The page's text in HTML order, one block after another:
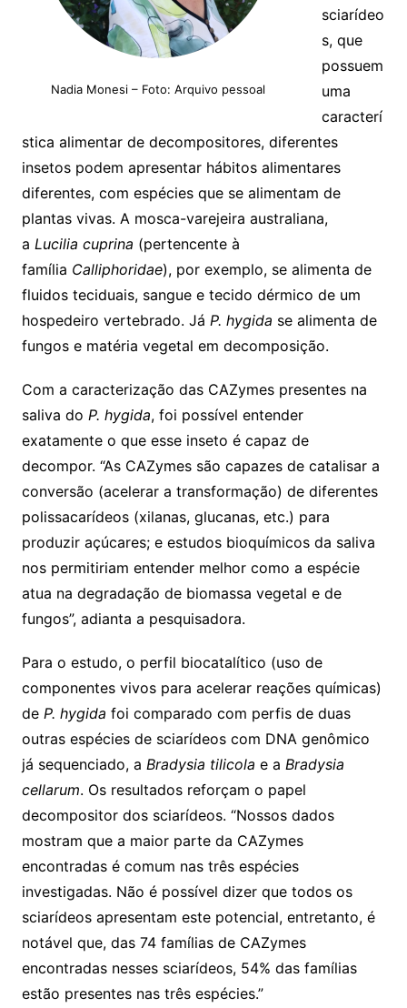
Nadia Monesi – Foto: Arquivo pessoal
sciarídeo
s, que
possuem
uma
caracterí
stica alimentar de decompositores, diferentes
insetos podem apresentar hábitos alimentares
diferentes, com espécies que se alimentam de
plantas vivas. A mosca-varejeira australiana,
a Lucilia cuprina (pertencente à
família Calliphoridae), por exemplo, se alimenta de
fluidos teciduais, sangue e tecido dérmico de um
hospedeiro vertebrado. Já P. hygida se alimenta de
fungos e matéria vegetal em decomposição.
Com a caracterização das CAZymes presentes na
saliva do P. hygida, foi possível entender
exatamente o que esse inseto é capaz de
decompor. “As CAZymes são capazes de catalisar a
conversão (acelerar a transformação) de diferentes
polissacarídeos (xilanas, glucanas, etc.) para
produzir açúcares; e estudos bioquímicos da saliva
nos permitiriam entender melhor como a espécie
atua na degradação de biomassa vegetal e de
fungos”, adianta a pesquisadora.
Para o estudo, o perfil biocatalítico (uso de
componentes vivos para acelerar reações químicas)
de P. hygida foi comparado com perfis de duas
outras espécies de sciarídeos com DNA genômico
já sequenciado, a Bradysia tilicola e a Bradysia
cellarum. Os resultados reforçam o papel
decompositor dos sciarídeos. “Nossos dados
mostram que a maior parte da CAZymes
encontradas é comum nas três espécies
investigadas. Não é possível dizer que todos os
sciarídeos apresentam este potencial, entretanto, é
notável que, das 74 famílias de CAZymes
encontradas nesses sciarídeos, 54% das famílias
estão presentes nas três espécies.”